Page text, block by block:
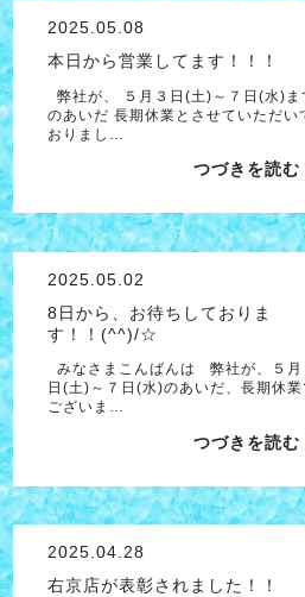
2025.05.08
本日から営業してます！！！
弊社が、 ５月３日(土)～７日(水)ま
のあいだ 長期休業とさせていただい
おりまし…
つづきを読む
2025.05.02
8日から、お待ちしておりま
す！！(^^)/☆
みなさまこんばんは 弊社が、５月
日(土)～７日(水)のあいだ、長期休業
ございま…
つづきを読む
2025.04.28
右京店が表彰されました！！